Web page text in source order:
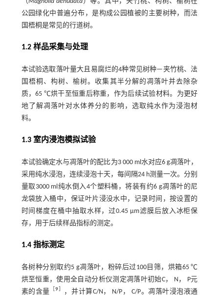
公园绿化中普遍分布，是构成公园植被的主要树种，而法
国梧桐是常见的行道树。
1.2 样品采集与处理
本试验选取落叶量大且易腐烂的4种常见树种—夹竹桃、法
国梧桐、构树、榆树。收集其半分解的凋落叶并去除杂
质，65 ℃烘干至恒重后称重，作为后续试验材料。为更好
地了解凋落叶对水体养分的影响，选取纯水作为浸泡材
料。
1.3 室内浸泡模拟试验
本试验确定水与凋落叶的配比为3 000 ml水对应6 g凋落叶，
采用纯水浸泡，连续浸泡十天，每间隔24 h测量一次。分别
量取3000 ml纯水倒入4个塑料桶，将装有约6 g凋落叶的尼
龙袋放入桶中，保证叶片浸没水中，记录时间，按设置的
时间梯度在桶中抽取水样，过0.45 μm滤膜后放入冰柜保
存，用于后续样品指标的测定。
1.4 指标测定
各树种分别取约5 g凋落叶，粉碎后过100目筛，烘箱65 ℃
烘至恒重，使用全自动分析仪测定凋落叶初始C， N， P元
素的含量 ［9］
，并计算C/N， N/P， C/P。凋落叶浸泡液通